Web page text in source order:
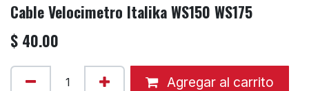
Cable Velocimetro Italika WS150 WS175
$ 40.00
Agregar al carrito